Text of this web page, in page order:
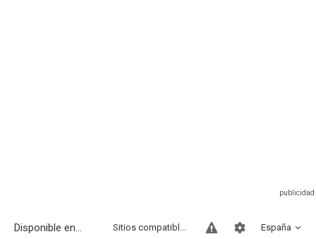
Disponible en... España
Sitios compatibles